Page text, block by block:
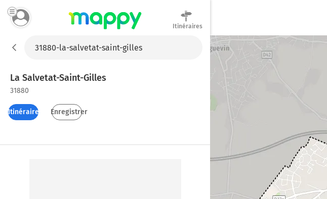
Itinéraires
La Salvetat-Saint-Gilles
31880
Itinéraires Enregistrer